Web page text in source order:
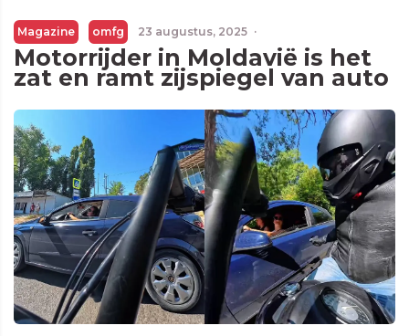
Magazine omfg 23 augustus, 2025 ·
Motorrijder in Moldavië is het
zat en ramt zijspiegel van auto